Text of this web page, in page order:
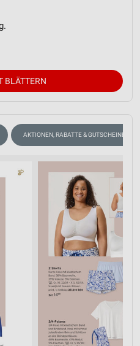
BLÄTTERN
AKTIONEN, RABATTE & GUTSCHEINE